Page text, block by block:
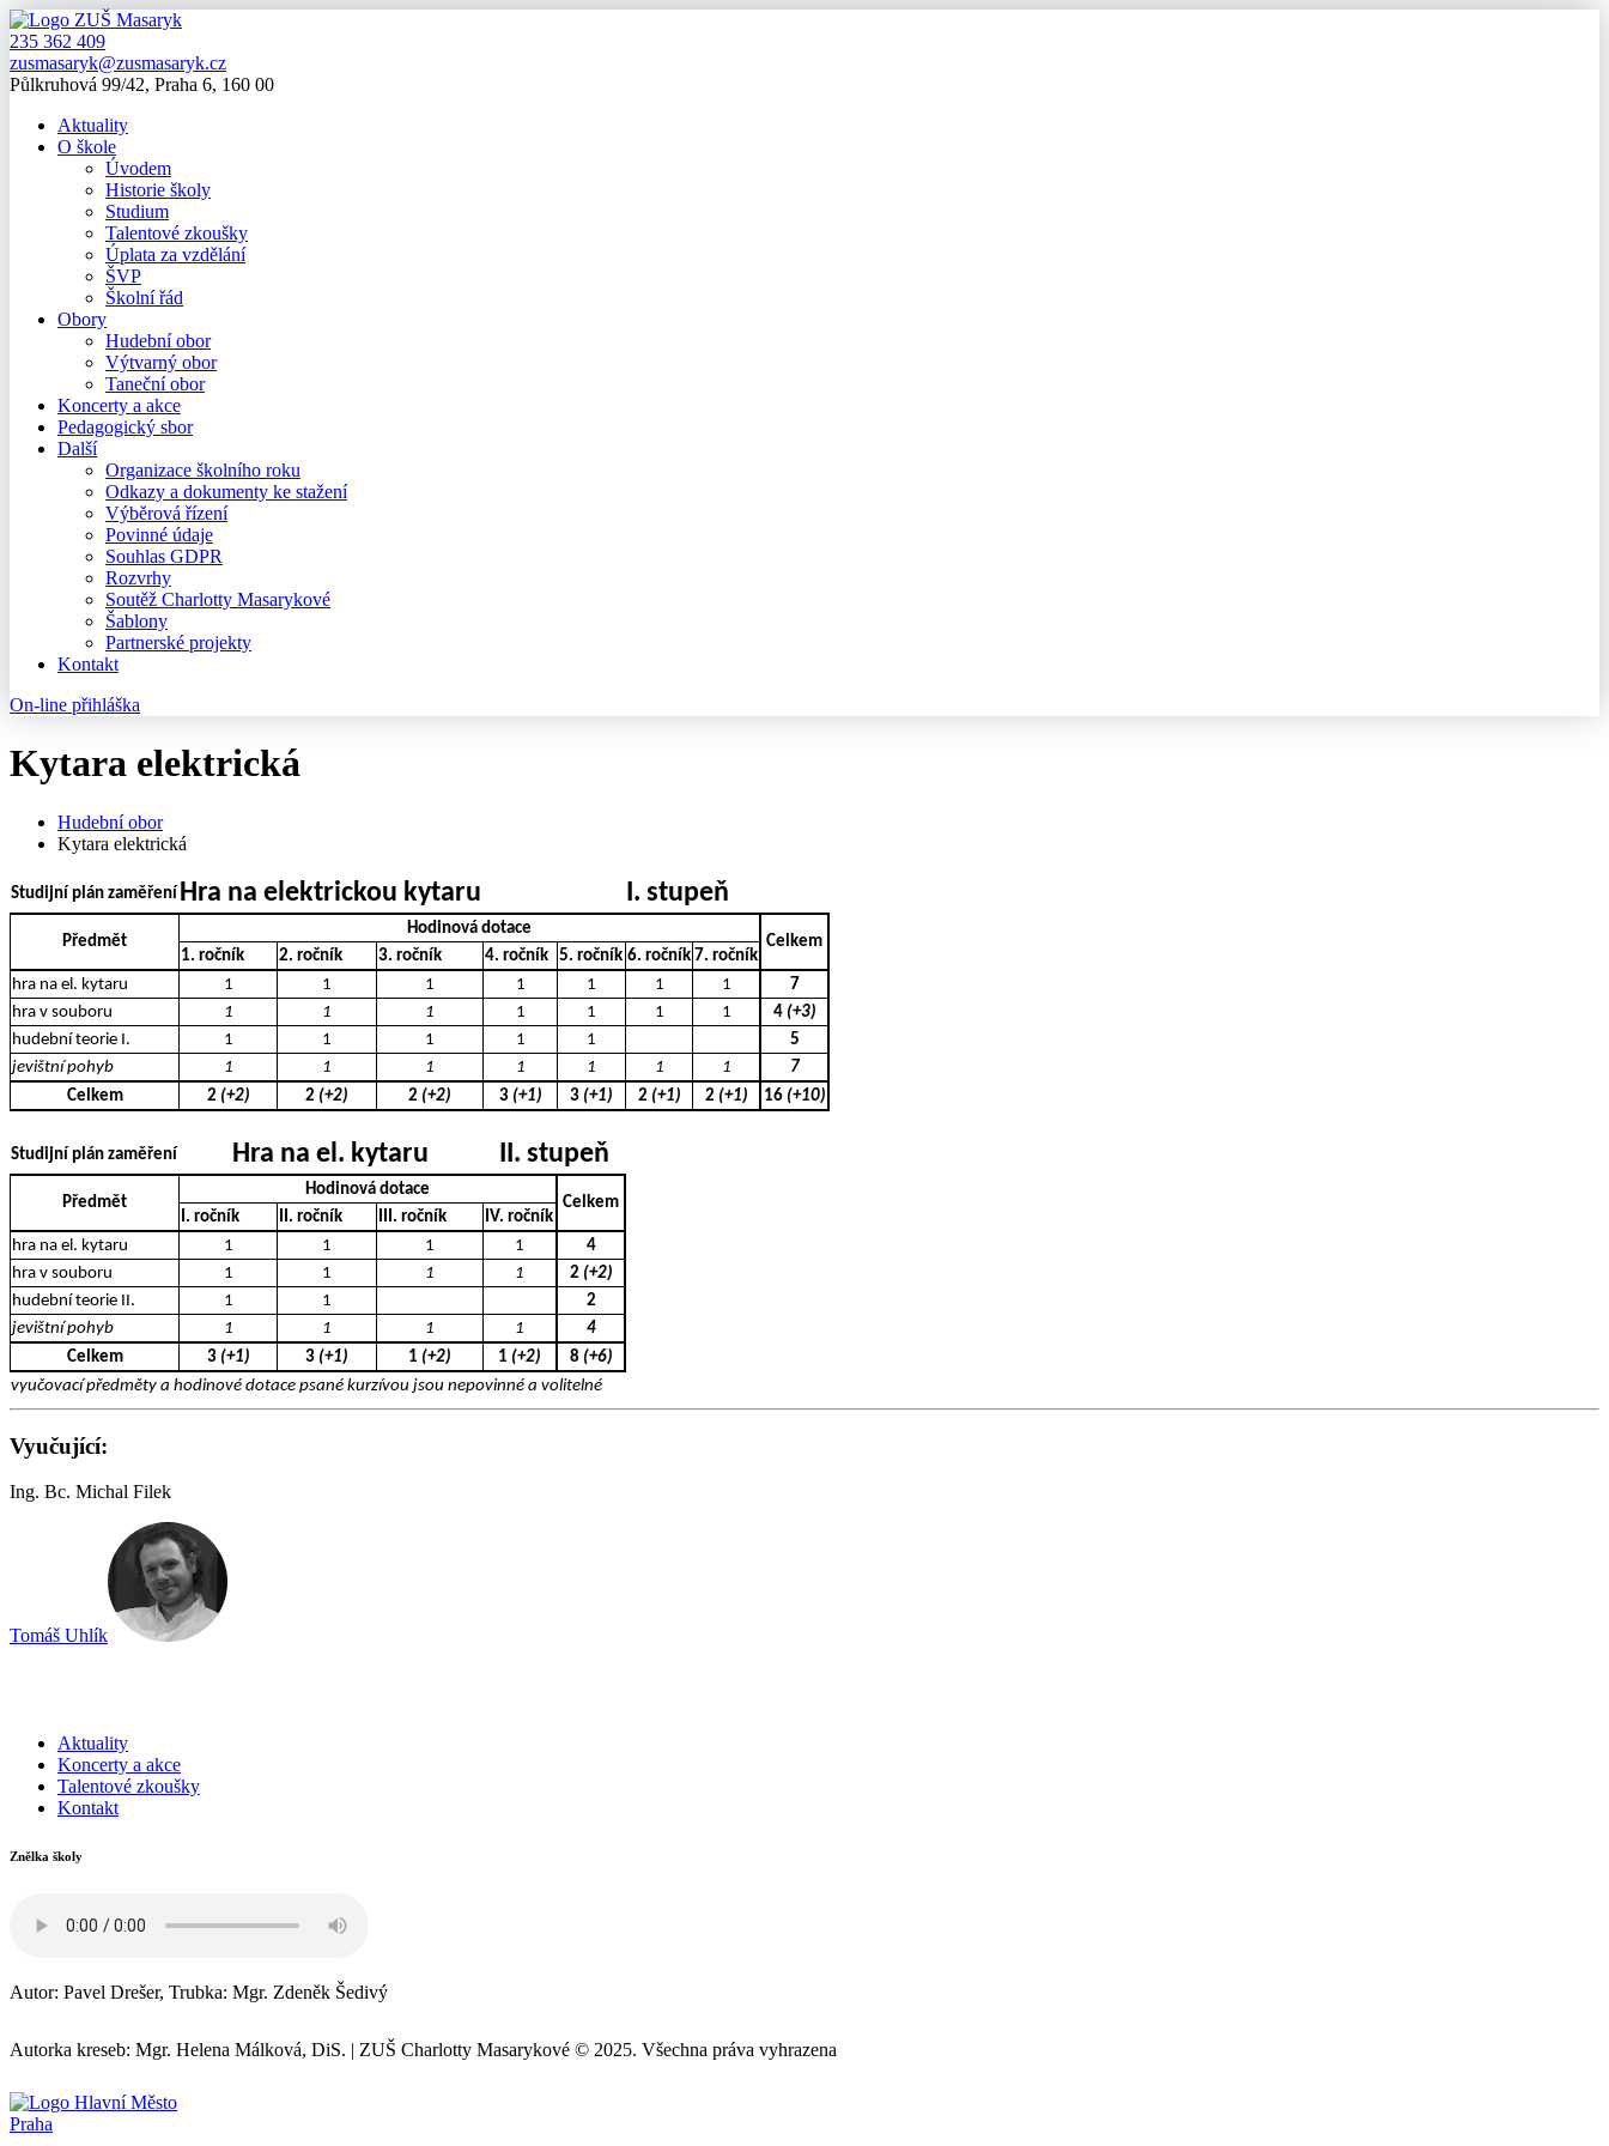
235 362 409
zusmasaryk@zusmasaryk.cz
Půlkruhová 99/42, Praha 6, 160 00
Aktuality
O škole
Úvodem
Historie školy
Studium
Talentové zkoušky
Úplata za vzdělání
ŠVP
Školní řád
Obory
Hudební obor
Výtvarný obor
Taneční obor
Koncerty a akce
Pedagogický sbor
Další
Organizace školního roku
Odkazy a dokumenty ke stažení
Výběrová řízení
Povinné údaje
Souhlas GDPR
Rozvrhy
Soutěž Charlotty Masarykové
Šablony
Partnerské projekty
Kontakt
On-line přihláška
Kytara elektrická
Hudební obor
Kytara elektrická
Studijní plán zaměření Hra na elektrickou kytaru I. stupeň
Předmět
Hodinová dotace
Celkem
1. ročník
2. ročník 3. ročník 4. ročník 5. ročník 6. ročník 7. ročník
hra na el. kytaru
1 1 1 1 1 1 1
7
hra v souboru
1 1 1 1 1 1 1 4 (+3)
hudební teorie I.
1 1 1 1 1
5
jevištní pohyb
1 1 1 1 1 1 1
7
Celkem
2 (+2) 2 (+2) 2 (+2) 3 (+1) 3 (+1) 2 (+1) 2 (+1) 16 (+10)
Studijní plán zaměření Hra na el. kytaru II. stupeň
Předmět
Hodinová dotace
Celkem
I. ročník
II. ročník III. ročník
IV. ročník
hra na el. kytaru
1 1 1 1
4
hra v souboru
1 1 1 1 2 (+2)
hudební teorie II.
1 1
2
jevištní pohyb
1 1 1 1
4
Celkem
3 (+1) 3 (+1) 1 (+2) 1 (+2) 8 (+6)
vyučovací předměty a hodinové dotace psané kurzívou jsou nepovinné a volitelné
Vyučující:
Ing. Bc. Michal Filek
Tomáš Uhlík
Aktuality
Koncerty a akce
Talentové zkoušky
Kontakt
Znělka školy
Autor: Pavel Drešer, Trubka: Mgr. Zdeněk Šedivý
Autorka kreseb: Mgr. Helena Málková, DiS. | ZUŠ Charlotty Masarykové © 2025. Všechna práva vyhrazena